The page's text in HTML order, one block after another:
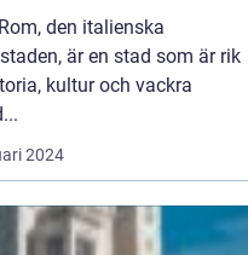
är en stad som är rik
kultur och vackra
2024